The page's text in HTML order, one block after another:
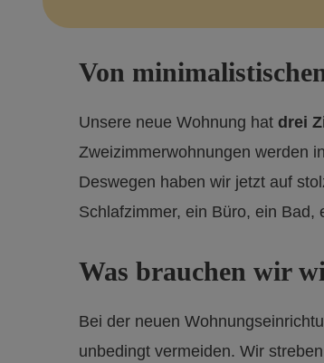
Von
Unsere neue Wohnung hatdrei
Zweizimmerwohnungen werden
Deswegen haben wir jetzt auf
Schlafzimmer, ein Büro, ein
Was brauchen wir
Bei der neuen
unbedingt vermeiden. Wir